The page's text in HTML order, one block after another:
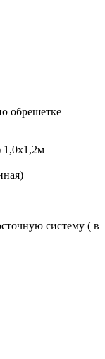
обрешетке
1,0х1,2м
систему ( в